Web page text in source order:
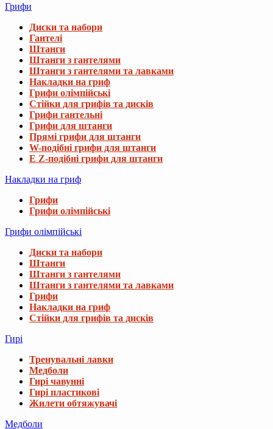
Грифи
Диски та набори
Гантелі
Штанги
Штанги з гантелями
Штанги з гантелями та лавками
Накладки на гриф
Грифи олімпійські
Стійки для грифів та дисків
Грифи гантельні
Грифи для штанги
Прямі грифи для штанги
W-подібні грифи для штанги
E Z-подібні грифи для штанги
Накладки на гриф
Грифи
Грифи олімпійські
Грифи олімпійські
Диски та набори
Штанги
Штанги з гантелями
Штанги з гантелями та лавками
Грифи
Накладки на гриф
Стійки для грифів та дисків
Гирі
Тренувальні лавки
Медболи
Гирі чавунні
Гирі пластикові
Жилети обтяжувачі
Медболи